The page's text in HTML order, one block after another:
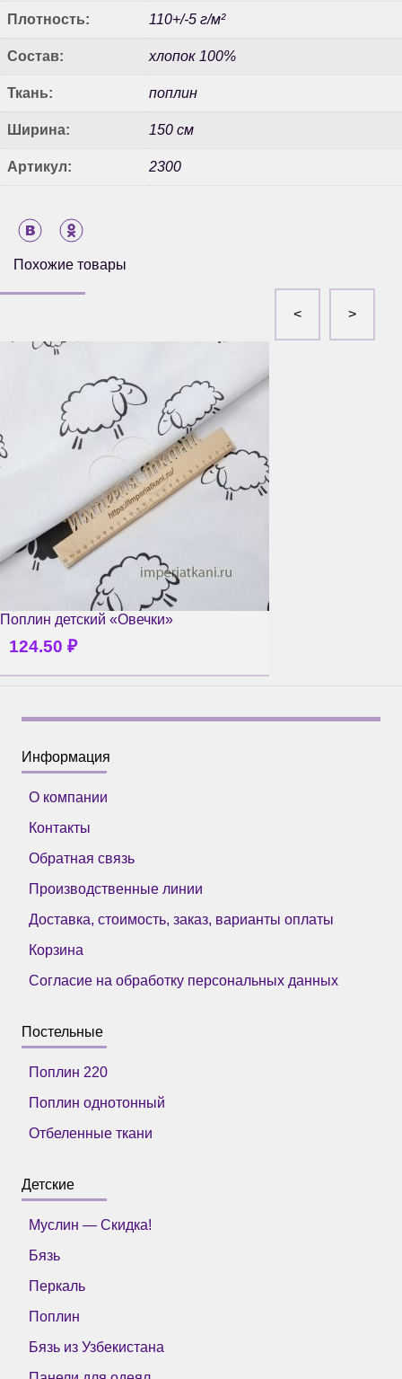
Плотность: 110+/-5 г/м²
Состав: хлопок 100%
Ткань: поплин
Ширина: 150 см
Артикул: 2300
Похожие товары
Поплин детский «Овечки»
124.50 ₽
Информация
О компании
Контакты
Обратная связь
Производственные линии
Доставка, стоимость, заказ, варианты оплаты
Корзина
Согласие на обработку персональных данных
Постельные
Поплин 220
Поплин однотонный
Отбеленные ткани
Детские
Муслин — Скидка!
Бязь
Перкаль
Поплин
Бязь из Узбекистана